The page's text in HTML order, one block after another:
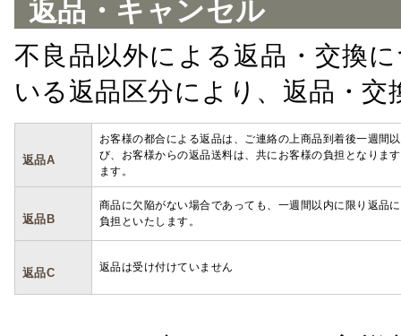
返品・キャンセル
不良品以外による返品・交換
いる返品区分により、返品・
返品A
お客様の都合による返品は、ご連絡の上商品到着後一週間
び、お客様からの返品送料は、共にお客様の負担となりま
ます。
返品B
商品に欠陥がない場合であっても、一週間以内に限り返品
負担といたします。
返品C 返品は受け付けていません